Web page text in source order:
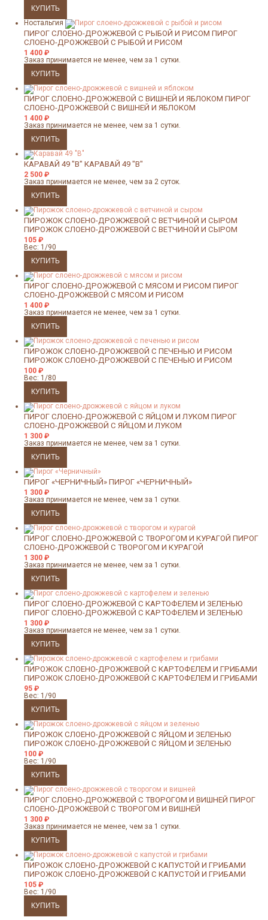
Ностальгия
ПИРОГ СЛОЕНО-ДРОЖЖЕВОЙ С РЫБОЙ И РИСОМ ПИРОГ
СЛОЕНО-ДРОЖЖЕВОЙ С РЫБОЙ И РИСОМ
1 400 ₽
Заказ принимается не менее, чем за 1 сутки.
ПИРОГ СЛОЕНО-ДРОЖЖЕВОЙ С ВИШНЕЙ И ЯБЛОКОМ ПИРОГ
СЛОЕНО-ДРОЖЖЕВОЙ С ВИШНЕЙ И ЯБЛОКОМ
1 400 ₽
Заказ принимается не менее, чем за 1 сутки.
КАРАВАЙ 49 "В" КАРАВАЙ 49 "В"
2 500 ₽
Заказ принимается не менее, чем за 2 суток.
ПИРОЖОК СЛОЕНО-ДРОЖЖЕВОЙ С ВЕТЧИНОЙ И СЫРОМ
ПИРОЖОК СЛОЕНО-ДРОЖЖЕВОЙ С ВЕТЧИНОЙ И СЫРОМ
105 ₽
Вес: 1/90
ПИРОГ СЛОЕНО-ДРОЖЖЕВОЙ С МЯСОМ И РИСОМ ПИРОГ
СЛОЕНО-ДРОЖЖЕВОЙ С МЯСОМ И РИСОМ
1 400 ₽
Заказ принимается не менее, чем за 1 сутки.
ПИРОЖОК СЛОЕНО-ДРОЖЖЕВОЙ С ПЕЧЕНЬЮ И РИСОМ
ПИРОЖОК СЛОЕНО-ДРОЖЖЕВОЙ С ПЕЧЕНЬЮ И РИСОМ
100 ₽
Вес: 1/80
ПИРОГ СЛОЕНО-ДРОЖЖЕВОЙ С ЯЙЦОМ И ЛУКОМ ПИРОГ
СЛОЕНО-ДРОЖЖЕВОЙ С ЯЙЦОМ И ЛУКОМ
1 300 ₽
Заказ принимается не менее, чем за 1 сутки.
ПИРОГ «ЧЕРНИЧНЫЙ» ПИРОГ «ЧЕРНИЧНЫЙ»
1 300 ₽
Заказ принимается не менее, чем за 1 сутки.
ПИРОГ СЛОЕНО-ДРОЖЖЕВОЙ С ТВОРОГОМ И КУРАГОЙ ПИРОГ
СЛОЕНО-ДРОЖЖЕВОЙ С ТВОРОГОМ И КУРАГОЙ
1 300 ₽
Заказ принимается не менее, чем за 1 сутки.
ПИРОГ СЛОЕНО-ДРОЖЖЕВОЙ С КАРТОФЕЛЕМ И ЗЕЛЕНЬЮ
ПИРОГ СЛОЕНО-ДРОЖЖЕВОЙ С КАРТОФЕЛЕМ И ЗЕЛЕНЬЮ
1 300 ₽
Заказ принимается не менее, чем за 1 сутки.
ПИРОЖОК СЛОЕНО-ДРОЖЖЕВОЙ С КАРТОФЕЛЕМ И ГРИБАМИ
ПИРОЖОК СЛОЕНО-ДРОЖЖЕВОЙ С КАРТОФЕЛЕМ И ГРИБАМИ
95 ₽
Вес: 1/90
ПИРОЖОК СЛОЕНО-ДРОЖЖЕВОЙ С ЯЙЦОМ И ЗЕЛЕНЬЮ
ПИРОЖОК СЛОЕНО-ДРОЖЖЕВОЙ С ЯЙЦОМ И ЗЕЛЕНЬЮ
100 ₽
Вес: 1/90
ПИРОГ СЛОЕНО-ДРОЖЖЕВОЙ С ТВОРОГОМ И ВИШНЕЙ ПИРОГ
СЛОЕНО-ДРОЖЖЕВОЙ С ТВОРОГОМ И ВИШНЕЙ
1 300 ₽
Заказ принимается не менее, чем за 1 сутки.
ПИРОЖОК СЛОЕНО-ДРОЖЖЕВОЙ С КАПУСТОЙ И ГРИБАМИ
ПИРОЖОК СЛОЕНО-ДРОЖЖЕВОЙ С КАПУСТОЙ И ГРИБАМИ
105 ₽
Вес: 1/90